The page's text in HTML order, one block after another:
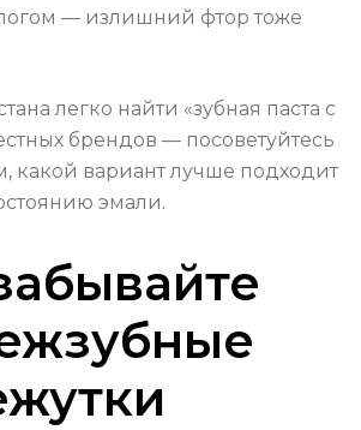
— излишний фтор тоже
легко найти «зубная паста с
брендов — посоветуйтесь
какой вариант лучше подходит
эмали.